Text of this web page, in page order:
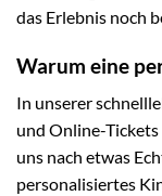
das Erlebnis noch
Warum eine
In unserer
und Online-
uns nach etwas
personalisiertes